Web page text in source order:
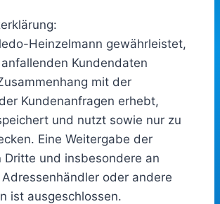
Heinzelmann gewährleistet,
Kundendaten
mit der
Kundenanfragen erhebt,
und nutzt sowie nur zu
Eine Weitergabe der
Dritte und insbesondere an
oder andere
ist ausgeschlossen.